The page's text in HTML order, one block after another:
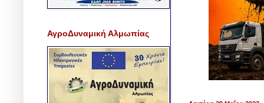
ΑγροΔυναμική Αλμωπίας